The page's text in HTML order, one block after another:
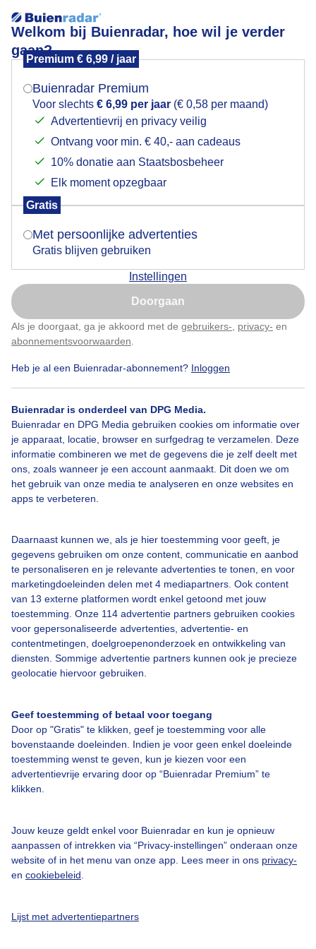
Welkom bij Buienradar, hoe wil je verder
gaan?
Premium € 6,99 / jaar
Buienradar Premium
Voor slechts € 6,99 per jaar (€ 0,58 per maand)
Advertentievrij en privacy veilig
Ontvang voor min. € 40,- aan cadeaus
10% donatie aan Staatsbosbeheer
Elk moment opzegbaar
Gratis
Met persoonlijke advertenties
Gratis blijven gebruiken
Instellingen
Doorgaan
Als je doorgaat, ga je akkoord met de gebruikers- privacy- en
abonnementsvoorwaarden
Heb je al een Buienradar-abonnement? Inloggen
Buienradar is onderdeel van DPG Media.
Buienradar en DPG Media gebruiken cookies om informatie over
je apparaat, locatie, browser en surfgedrag te verzamelen. Deze
informatie combineren we met de gegevens die je zelf deelt met
ons, zoals wanneer je een account aanmaakt. Dit doen we om
het gebruik van onze media te analyseren en onze websites en
apps te verbeteren.
Daarnaast kunnen we, als je hier toestemming voor geeft, je
gegevens gebruiken om onze content, communicatie en aanbod
te personaliseren en je relevante advertenties te tonen, en voor
marketingdoeleinden delen met 4 mediapartners. Ook content
van 13 externe platformen wordt enkel getoond met jouw
toestemming. Onze 114 advertentie partners gebruiken cookies
voor gepersonaliseerde advertenties, advertentie- en
contentmetingen, doelgroepenonderzoek en ontwikkeling van
diensten. Sommige advertentie partners kunnen ook je precieze
geolocatie hiervoor gebruiken.
Geef toestemming of betaal voor toegang
Door op "Gratis" te klikken, geef je toestemming voor alle
bovenstaande doeleinden. Indien je voor geen enkel doeleinde
toestemming wenst te geven, kun je kiezen voor een
advertentievrije ervaring door op “Buienradar Premium” te
klikken.
Jouw keuze geldt enkel voor Buienradar en kun je opnieuw
aanpassen of intrekken via “Privacy-instellingen” onderaan onze
website of in het menu van onze app. Lees meer in ons privacy-
en cookiebeleid
Lijst met advertentiepartners
Zonsondergang!
Door: Nely V Frankenhuijzen Gemaakt: 12-06-2026, 110x bekeken
Een moment geduld aub...
Over Buienradar
Bedrijfsgegevens
Veelgestelde vragen
Contact
Gebruikersvoorwaarden
Adverteren
Buienradar Team
Privacy beleid
Privacy instellingen
Gratis weerdata
Buienradar
Mogen we je locatie gebruiken voor het
Indien je hier nog geen akkoord op hebt gegeven,
verschijnt er zo een pop-up uit je browser waarin
Is goed, toon de popup
Nu niet, misschien later
Klik hierom dit aan te passen